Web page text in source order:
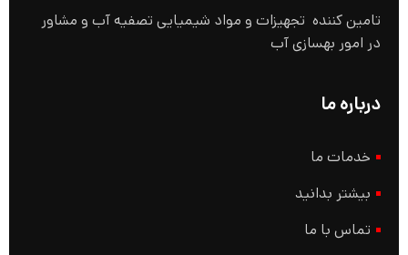
تامین کننده تجهیزات و مواد شیمیایی تصفیه آب و مشاور
در امور بهسازی آب
درباره ما
خدمات ما
بیشتر بدانید
تماس با ما